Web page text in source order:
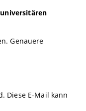
Genauere
Diese E-Mail kann